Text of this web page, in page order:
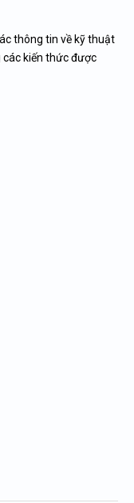
thông tin về kỹ thuật
các kiến thức được